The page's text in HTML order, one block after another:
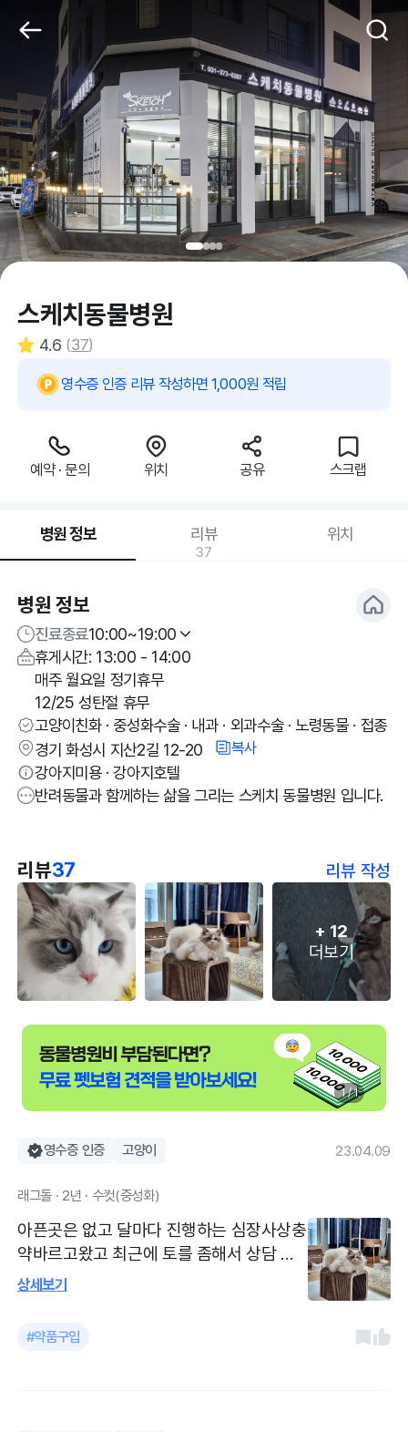
스케치동물병원
4.6 (37)
영수증 인증 리뷰 작성하면 1,000원 적립
예약 · 문의 위치 공유 스크랩
병원 정보 리뷰
37
위치
병원 정보
진료종료10:00~19:00
휴게시간: 13:00 - 14:00
매주 월요일 정기휴무
12/25 성탄절 휴무
고양이친화 · 중성화수술 · 내과 · 외과수술 · 노령동물 · 접종
경기 화성시 지산2길 12-20
복사
강아지미용 · 강아지호텔
반려동물과 함께하는 삶을 그리는 스케치 동물병원 입니다.
리뷰37 리뷰 작성
+ 12
더보기
1 / 1
영수증 인증 고양이 23.04.09
래그돌 · 2년 · 수컷(중성화)
아픈곳은 없고 달마다 진행하는 심장사상충
약바르고왔고 최근에 토를 좀해서 상담 받
았습니다 달마다 진행하는 심장사상충하고
보여서 혹시나 진드기 인가 하고 여쭤봤는
데 날씨 더워지고 습해져서 그런 경우가 있
상세보기
#약품구입